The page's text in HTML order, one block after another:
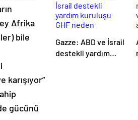
Afrika
bile
gücünü
Gazze: ABD ve İsrail
destekli yardım